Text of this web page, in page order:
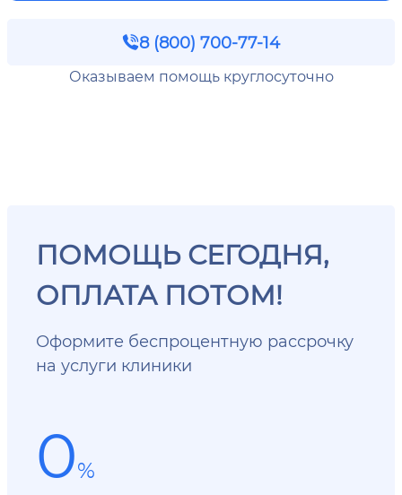
8 (800) 700-77-14
Оказываем помощь круглосуточно
ПОМОЩЬ СЕГОДНЯ,
ОПЛАТА ПОТОМ!
Оформите беспроцентную рассрочку
на услуги клиники
0%